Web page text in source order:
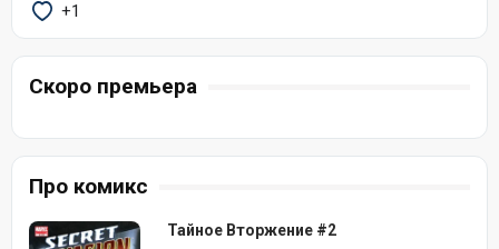
+1
Скоро премьера
Про комикс
Тайное Вторжение #2